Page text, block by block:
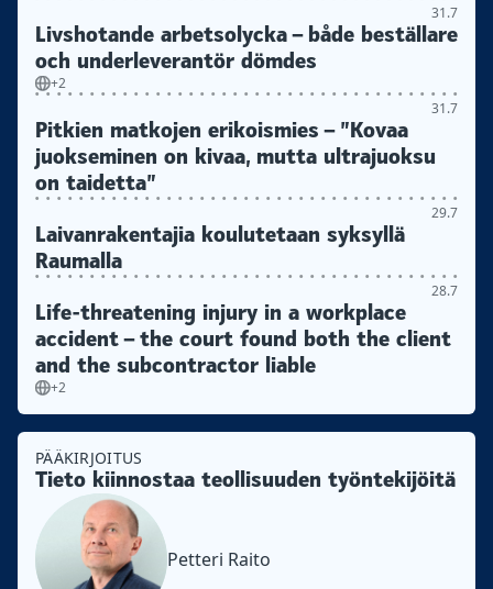
31.7
Livshotande arbetsolycka – både beställare
och underleverantör dömdes
+2
31.7
Pitkien matkojen erikoismies – ”Kovaa
juokseminen on kivaa, mutta ultrajuoksu
on taidetta”
29.7
Laivanrakentajia koulutetaan syksyllä
Raumalla
28.7
Life-threatening injury in a workplace
accident – the court found both the client
and the subcontractor liable
+2
PÄÄKIRJOITUS
Tieto kiinnostaa teollisuuden työntekijöitä
Petteri Raito